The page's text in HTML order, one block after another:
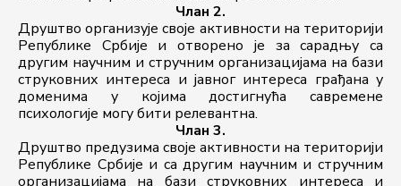
Члан 2.
Друштво организује своје активности на територији
Републике Србије и отворено је за сарадњу са
другим научним и стручним организацијама на бази
струковних интереса и јавног интереса грађана у
доменима у којима достигнућа савремене
психологије могу бити релевантна.
Члан 3.
Друштво предузима своје активности на територији
Републике Србије и са другим научним и стручним
организацијама на бази струковних интереса и